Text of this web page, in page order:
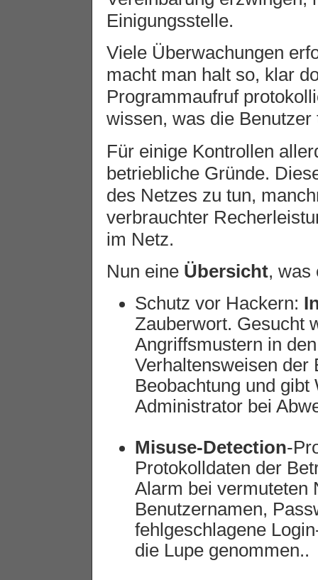
Einigungsstelle.
Viele Überwachungen
macht man halt so, klar
Programmaufruf
wissen, was die Benutzer
Für einige Kontrollen
betriebliche Gründe.
des Netzes zu tun,
verbrauchter
im Netz.
Nun eine Übersicht, was
Schutz vor Hackern:
Zauberwort. Gesucht
Angriffsmustern in
Verhaltensweisen der
Beobachtung und
Administrator bei
Misuse-Detection-
Protokolldaten der
Alarm bei vermuteten
Benutzernamen,
fehlgeschlagene
die Lupe genommen..